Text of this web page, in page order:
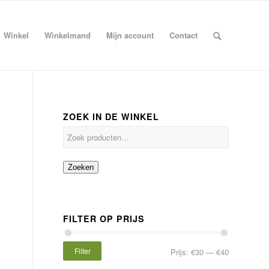
Winkel Winkelmand Mijn account Contact
ZOEK IN DE WINKEL
Zoeken
FILTER OP PRIJS
Filter Prijs: €30 — €40